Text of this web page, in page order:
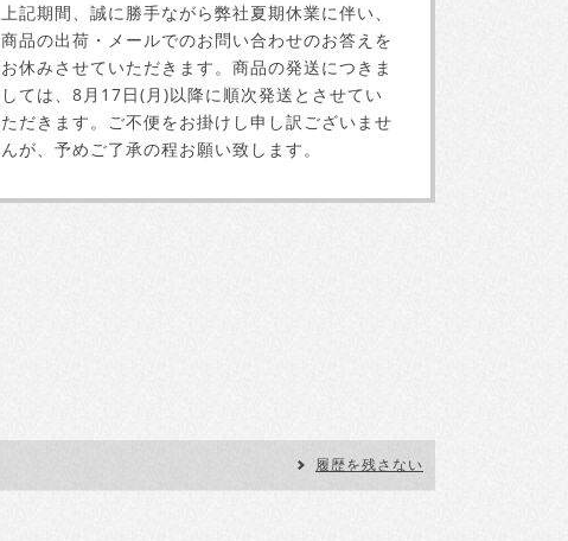
上記期間、誠に勝手ながら弊社夏期休業に伴い、
商品の出荷・メールでのお問い合わせのお答えを
お休みさせていただきます。商品の発送につきま
しては、8月17日(月)以降に順次発送とさせてい
ただきます。ご不便をお掛けし申し訳ございませ
んが、予めご了承の程お願い致します。
履歴を残さない